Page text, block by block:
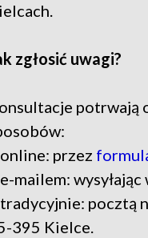
zgłosić uwagi?
potrwają
przez
mailem:
pocztą
395 Kielce.